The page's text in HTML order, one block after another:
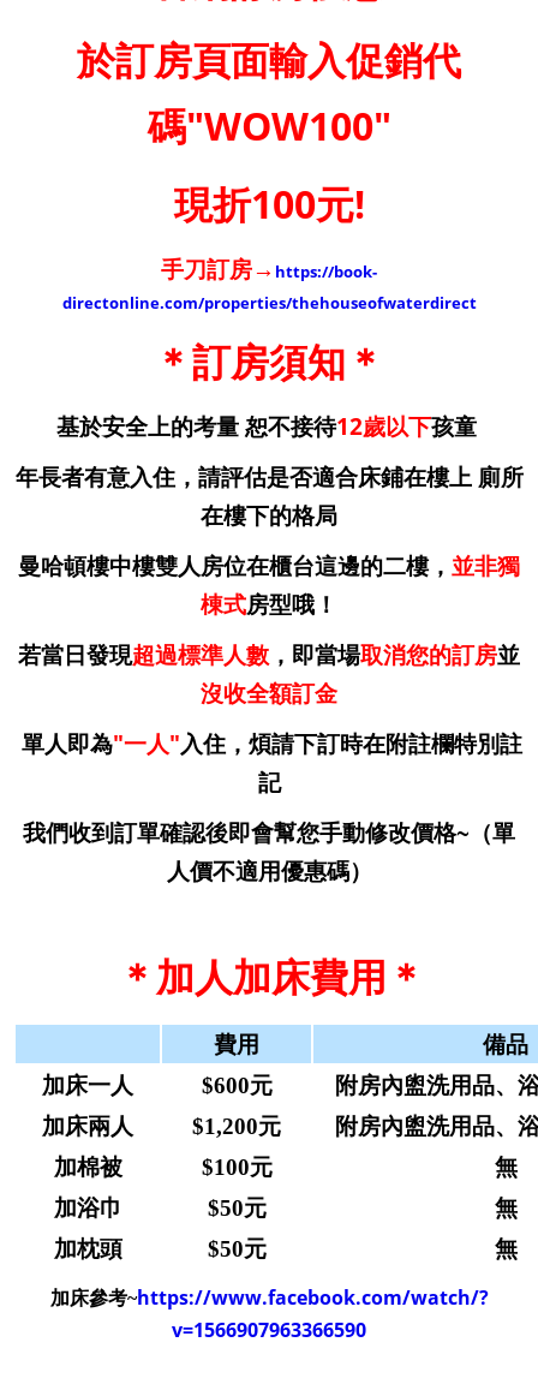
於訂房頁面輸入促銷代
碼"WOW100"
現折100元!
手刀訂房→ https://book-
directonline.com/properties/thehouseofwaterdirect
＊訂房須知＊
基於安全上的考量 恕不接待12歲以下孩童
年長者有意入住，請評估是否適合床鋪在樓上 廁所
在樓下的格局
曼哈頓樓中樓雙人房位在櫃台這邊的二樓， 並非獨
棟式房型哦！
若當日發現超過標準人數 ， 即當場取消您的訂房並
沒收全額訂金
單人即為"一人"入住， 煩請下訂時在附註欄特別註
記
我們收到訂單確認後即會幫您手動修改價格~（單
人價不適用優惠碼）
＊加人加床費用＊
費用
備品
加床一人
$600元
附房內盥洗用品、
加床兩人
$1,200元
附房內盥洗用品、
加棉被
$100元
無
加浴巾
$50元
無
加枕頭
$50元 無
加床參考~https://www.facebook.com/watch/?
v=1566907963366590